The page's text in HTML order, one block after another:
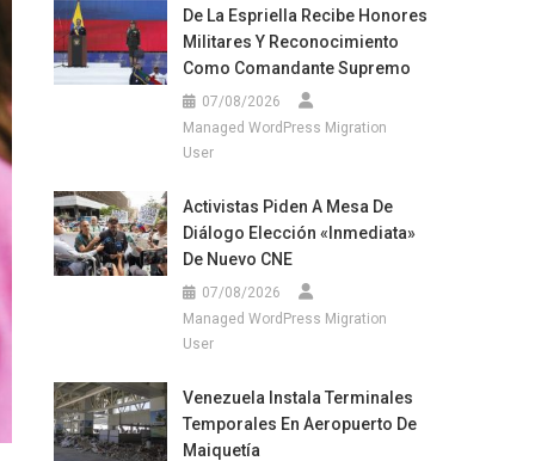
De La Espriella Recibe Honores
Militares Y Reconocimiento
Como Comandante Supremo
07/08/2026
Managed WordPress Migration
User
Activistas Piden A Mesa De
Diálogo Elección «inmediata»
De Nuevo CNE
07/08/2026
Managed WordPress Migration
User
Venezuela Instala Terminales
Temporales En Aeropuerto De
Maiquetía